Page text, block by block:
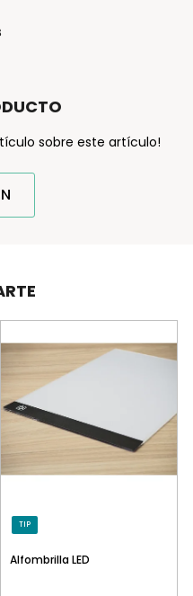
sobre este artículo!
TIP
Alfombrilla LED